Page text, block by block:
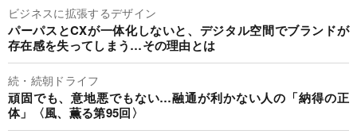
ビジネスに拡張するデザイン
パーパスとCXが一体化しないと、デジタル空間でブランドが
存在感を失ってしまう…その理由とは
続・続朝ドライフ
頑固でも、意地悪でもない…融通が利かない人の「納得の正
体」〈風、薫る第95回〉